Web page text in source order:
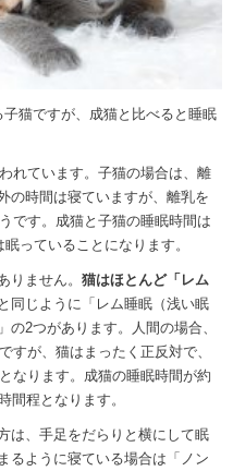
猫ですが、成猫と比べると睡眠
れています。子猫の場合は、離
の時間は寝ていますが、離乳を
です。成猫と子猫の睡眠時間は
っていることになります。
りません。 猫はほとんど「レム
同じように「レム睡眠（浅い眠
2つがあります。人間の場合、
すが、猫はまったく正反対で、
なります。成猫の睡眠時間が約
間程となります。
は、手足をだらりと横にして眠
るように寝ている場合は「ノン